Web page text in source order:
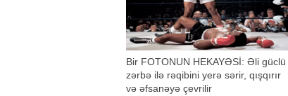
Bir FOTONUN HEKAYƏSİ: Əli güclü
zərbə ilə rəqibini yerə sərir, qışqırır
və əfsanəyə çevrilir